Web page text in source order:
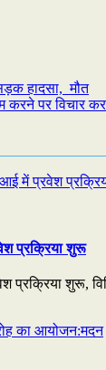
हादसा, मौत
करने पर विचार
प्रक्रिया शुरू
प्रक्रिया शुरू,